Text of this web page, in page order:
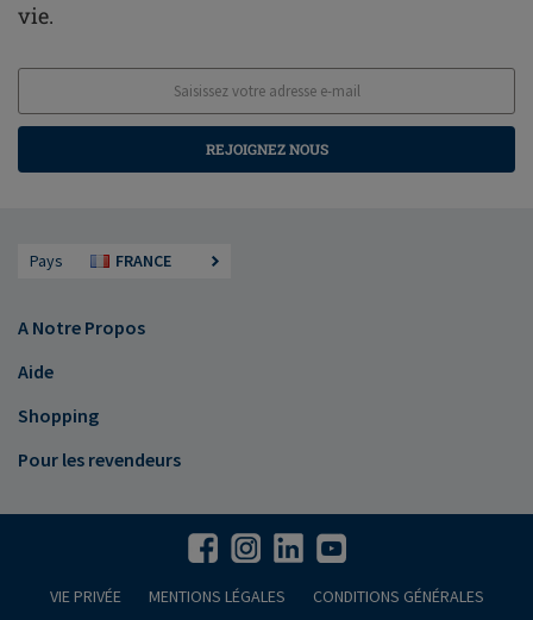
vie.
REJOIGNEZ NOUS
Pays FRANCE
A Notre Propos
Aide
Shopping
Pour les revendeurs
VIE PRIVÉE MENTIONS LÉGALES
CONDITIONS GÉNÉRALES